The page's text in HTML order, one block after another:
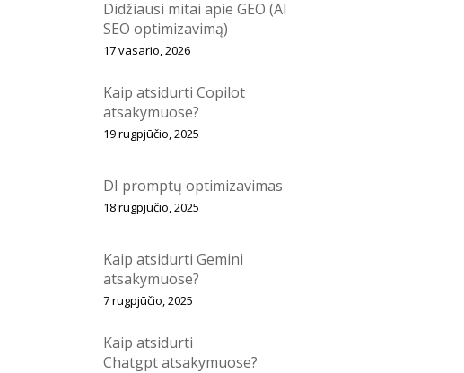
Didžiausi mitai apie GEO (AI
SEO optimizavimą)
17 vasario, 2026
Kaip atsidurti Copilot
atsakymuose?
19 rugpjūčio, 2025
DI promptų optimizavimas
18 rugpjūčio, 2025
Kaip atsidurti Gemini
atsakymuose?
7 rugpjūčio, 2025
Kaip atsidurti
Chatgpt atsakymuose?